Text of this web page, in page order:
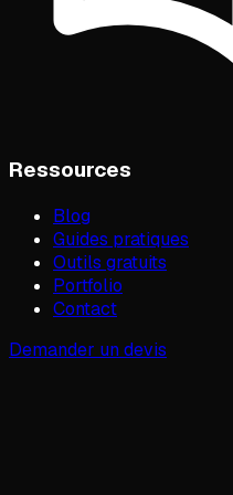
Ressources
Blog
Guides pratiques
Outils gratuits
Portfolio
Contact
Demander un devis